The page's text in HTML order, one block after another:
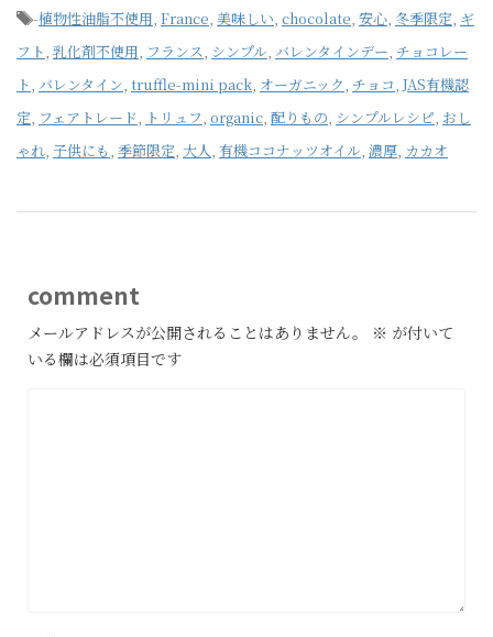
-植物性油脂不使用, France, 美味しい, chocolate, 安心, 冬季限定, ギ
フト, 乳化剤不使用, フランス, シンプル, バレンタインデー, チョコレー
ト, バレンタイン, truffle-mini pack, オーガニック, チョコ, JAS有機認
定, フェアトレード, トリュフ, organic, 配りもの, シンプルレシピ, おし
ゃれ, 子供にも , 季節限定, 大人, 有機ココナッツオイル, 濃厚, カカオ
comment
メールアドレスが公開されることはありません。 ※ が付いて
いる欄は必須項目です